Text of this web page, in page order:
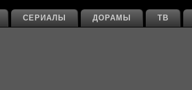
ТВ
ДОРАМЫ
СЕРИАЛЫ